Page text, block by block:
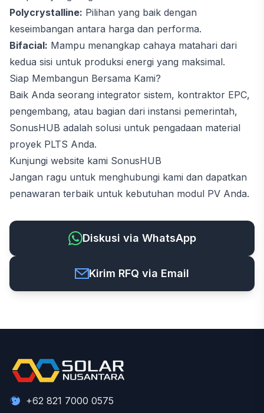
Polycrystalline: Pilihan yang baik dengan
keseimbangan antara harga dan performa.
Bifacial: Mampu menangkap cahaya matahari dari
kedua sisi untuk produksi energi yang maksimal.
Siap Membangun Bersama Kami?
Baik Anda seorang integrator sistem, kontraktor EPC,
pengembang, atau bagian dari instansi pemerintah,
SonusHUB adalah solusi untuk pengadaan material
proyek PLTS Anda.
Kunjungi website kami SonusHUB
Jangan ragu untuk menghubungi kami dan dapatkan
penawaran terbaik untuk kebutuhan modul PV Anda.
Diskusi via WhatsApp
Kirim RFQ via Email
+62 821 7000 0575